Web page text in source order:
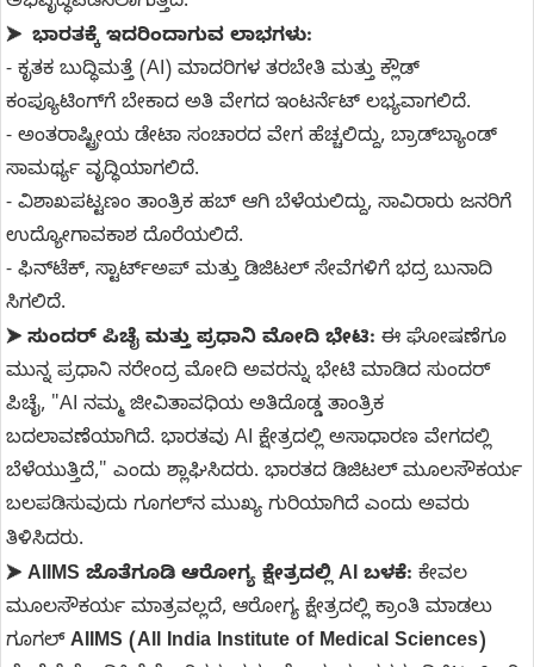
➤ ಭಾರತಕ್ಕೆ ಇದರಿಂದಾಗುವ ಲಾಭಗಳು:
- ಕೃತಕ ಬುದ್ಧಿಮತ್ತೆ (AI) ಮಾದರಿಗಳ ತರಬೇತಿ ಮತ್ತು ಕ್ಲೌಡ್
ಕಂಪ್ಯೂಟಿಂಗ್‌ಗೆ ಬೇಕಾದ ಅತಿ ವೇಗದ ಇಂಟರ್ನೆಟ್ ಲಭ್ಯವಾಗಲಿದೆ.
- ಅಂತರಾಷ್ಟ್ರೀಯ ಡೇಟಾ ಸಂಚಾರದ ವೇಗ ಹೆಚ್ಚಲಿದ್ದು, ಬ್ರಾಡ್‌ಬ್ಯಾಂಡ್
ಸಾಮರ್ಥ್ಯ ವೃದ್ಧಿಯಾಗಲಿದೆ.
- ವಿಶಾಖಪಟ್ಟಣಂ ತಾಂತ್ರಿಕ ಹಬ್ ಆಗಿ ಬೆಳೆಯಲಿದ್ದು, ಸಾವಿರಾರು ಜನರಿಗೆ
ಉದ್ಯೋಗಾವಕಾಶ ದೊರೆಯಲಿದೆ.
- ಫಿನ್‌ಟೆಕ್, ಸ್ಟಾರ್ಟ್‌ಅಪ್ ಮತ್ತು ಡಿಜಿಟಲ್ ಸೇವೆಗಳಿಗೆ ಭದ್ರ ಬುನಾದಿ
ಸಿಗಲಿದೆ.
➤ ಸುಂದರ್ ಪಿಚೈ ಮತ್ತು ಪ್ರಧಾನಿ ಮೋದಿ ಭೇಟಿ: ಈ ಘೋಷಣೆಗೂ
ಮುನ್ನ ಪ್ರಧಾನಿ ನರೇಂದ್ರ ಮೋದಿ ಅವರನ್ನು ಭೇಟಿ ಮಾಡಿದ ಸುಂದರ್
ಪಿಚೈ, "AI ನಮ್ಮ ಜೀವಿತಾವಧಿಯ ಅತಿದೊಡ್ಡ ತಾಂತ್ರಿಕ
ಬದಲಾವಣೆಯಾಗಿದೆ. ಭಾರತವು AI ಕ್ಷೇತ್ರದಲ್ಲಿ ಅಸಾಧಾರಣ ವೇಗದಲ್ಲಿ
ಬೆಳೆಯುತ್ತಿದೆ," ಎಂದು ಶ್ಲಾಘಿಸಿದರು. ಭಾರತದ ಡಿಜಿಟಲ್ ಮೂಲಸೌಕರ್ಯ
ಬಲಪಡಿಸುವುದು ಗೂಗಲ್‌ನ ಮುಖ್ಯ ಗುರಿಯಾಗಿದೆ ಎಂದು ಅವರು
ತಿಳಿಸಿದರು.
➤ AIIMS ಜೊತೆಗೂಡಿ ಆರೋಗ್ಯ ಕ್ಷೇತ್ರದಲ್ಲಿ AI ಬಳಕೆ: ಕೇವಲ
ಮೂಲಸೌಕರ್ಯ ಮಾತ್ರವಲ್ಲದೆ, ಆರೋಗ್ಯ ಕ್ಷೇತ್ರದಲ್ಲಿ ಕ್ರಾಂತಿ ಮಾಡಲು
ಗೂಗಲ್AIIMS (All India Institute of Medical Sciences)